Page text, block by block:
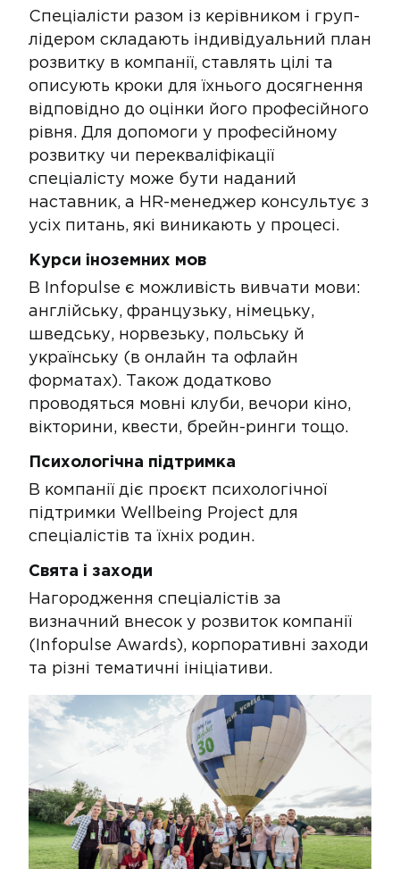
​​Спеціалісти разом із керівником і груп-
лідером складають індивідуальний план
розвитку в компанії, ставлять цілі та
описують кроки для їхнього досягнення
відповідно до оцінки його професійного
рівня. Для допомоги у професійному
розвитку чи перекваліфікації
спеціалісту може бути наданий
наставник, а HR-менеджер консультує з
усіх питань, які виникають у процесі.
Курси іноземних мов​ ​
​​В Infopulse є можливість вивчати мови​:
англійську, французьку, німецьку,
шведську, норвезьку, польську й
українську (в онлайн та офлайн
форматах). Також додатково
проводяться мовні клуби, вечори кіно,
вікторини, квести, брейн-ринги тощо.​
Психологічна підтримка​
​​​​​В компанії діє проєкт психологічної
підтримки Wellbeing Project​ для
спеціалістів та їхніх родин.
​​Свята і заходи​
Нагородження спеціалістів за
визначний внесок у розвиток компанії
(Infopulse Awards), корпоративні заходи
та різні тематичні ініціативи.​